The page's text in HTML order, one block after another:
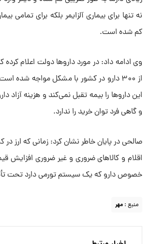
نه تنها برای بیماری آلزایمر بلکه برای تمامی
کم شده است.
وی ادامه داد: در مورد دارو‌ها دولت اعلام
از ۳۰۰ دارو در کشور با مشکل مواجه شده
این دارو‌ها را بیمه تقبل نمی‌کند و هزینه آزاد
و گاهی فرد توان خرید را ندارد.
صالحی در پایان خاطر نشان کرد: زمانی که ارز در
اقلام و کالا‌های ضروری و غیر ضروری افزایش
خصوص دارو که یک سیستم تورمی دارد تحت
منبع : مهر